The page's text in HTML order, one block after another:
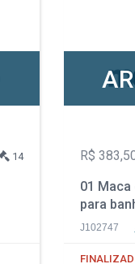
14 R$
01
para
J102747